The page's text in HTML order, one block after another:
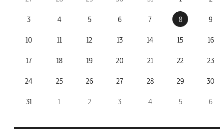
3 4 5 6 7 8 9
10 11 12 13 14 15 16
17 18 19 20 21 22 23
24 25 26 27 28 29 30
31 1 2 3 4 5 6